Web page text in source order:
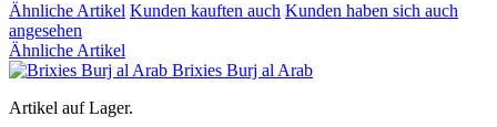
Ähnliche Artikel Kunden kauften auch Kunden haben sich auch
angesehen
Ähnliche Artikel
Brixies Burj al Arab
Artikel auf Lager.